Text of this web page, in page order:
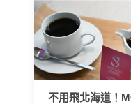
不用飛北海道！